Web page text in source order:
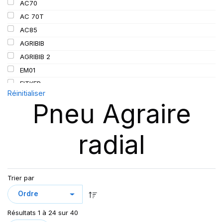
152/155
155
156
157
162/162
167
172
AC70
AC 70T
AC85
AGRIBIB
AGRIBIB 2
EM01
FITKER
OMNIBIB
RD-02 TL
SFT
SUP 8L
TL AC85
TRAKER
Réinitialiser
Pneu Agraire
radial
Trier par
Résultats 1 à 24 sur 40